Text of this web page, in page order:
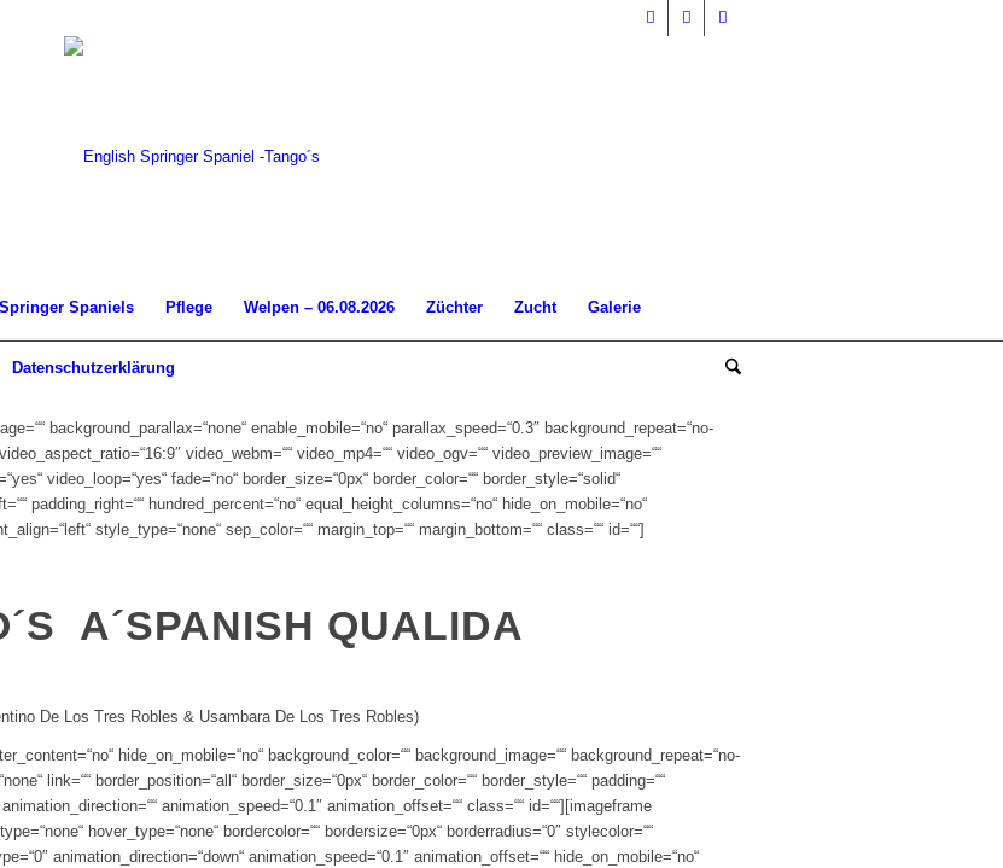
Spaniels Pflege Welpen – 06.08.2026 Züchter Zucht Galerie
Datenschutzerklärung
background_parallax=“none“ enable_mobile=“no“ parallax_speed=“0.3″ background_repeat=“no-
video_webm=““ video_mp4=““ video_ogv=““ video_preview_image=““
video_loop=“yes“ fade=“no“ border_size=“0px“ border_color=““ border_style=“solid“
padding_right=““ hundred_percent=“no“ equal_height_columns=“no“ hide_on_mobile=“no“
style_type=“none“ sep_color=““ margin_top=““ margin_bottom=““ class=““ id=““]
A´SPANISH QUALIDA
De Los Tres Robles & Usambara De Los Tres Robles)
hide_on_mobile=“no“ background_color=““ background_image=““ background_repeat=“no-
link=““ border_position=“all“ border_size=“0px“ border_color=““ border_style=““ padding=““
animation_speed=“0.1″ animation_offset=““ class=““ id=““][imageframe
hover_type=“none“ bordercolor=““ bordersize=“0px“ borderradius=“0″ stylecolor=““
animation_direction=“down“ animation_speed=“0.1″ animation_offset=““ hide_on_mobile=“no“